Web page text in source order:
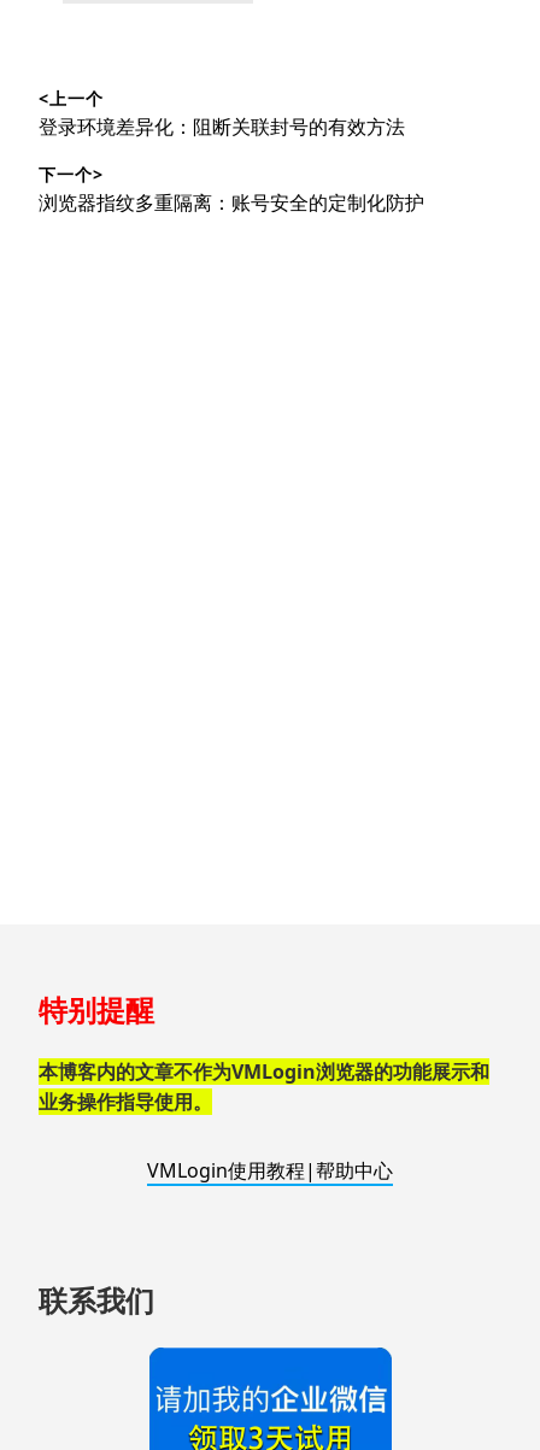
章
导
航
<上一个
上
文
章：
登录环境差异化：阻断关联封号的有效方法
下一个>
下
浏览器指纹多重隔离：账号安全的定制化防护
至
脚
特别提醒
本博客内的文章不作为VMLogin浏览器的功能展示和
业务操作指导使用。
VMLogin使用教程|帮助中心
联系我们